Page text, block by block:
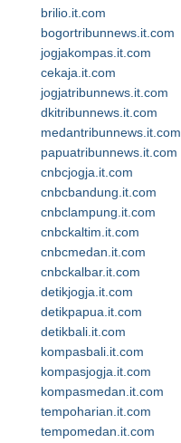
brilio.it.com
bogortribunnews.it.com
jogjakompas.it.com
cekaja.it.com
jogjatribunnews.it.com
dkitribunnews.it.com
medantribunnews.it.com
papuatribunnews.it.com
cnbcjogja.it.com
cnbcbandung.it.com
cnbclampung.it.com
cnbckaltim.it.com
cnbcmedan.it.com
cnbckalbar.it.com
detikjogja.it.com
detikpapua.it.com
detikbali.it.com
kompasbali.it.com
kompasjogja.it.com
kompasmedan.it.com
tempoharian.it.com
tempomedan.it.com